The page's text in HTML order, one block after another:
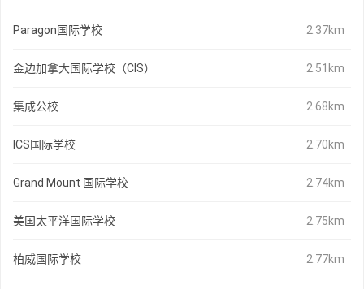
Paragon国际学校 2.37km
金边加拿大国际学校（CIS） 2.51km
集成公校 2.68km
ICS国际学校 2.70km
Grand Mount 国际学校 2.74km
美国太平洋国际学校 2.75km
柏威国际学校 2.77km